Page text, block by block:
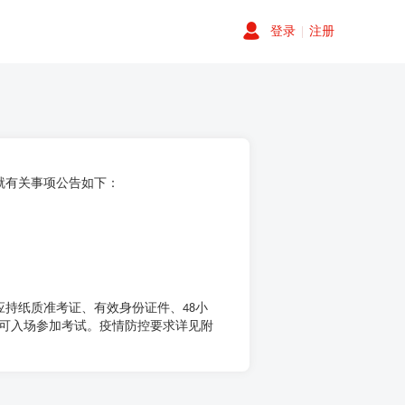
登录 注册
关事项公告如下：
纸质准考证、有效身份证件、 48小
入场参加考试。疫情防控要求详见附